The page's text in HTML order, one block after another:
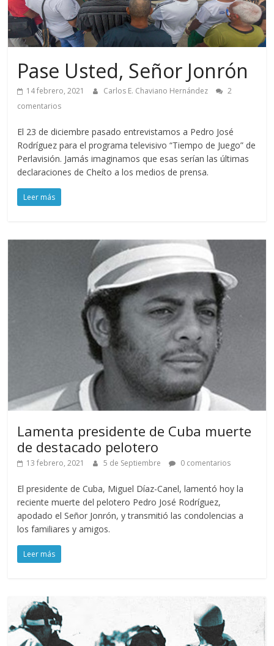
Pase Usted, Señor Jonrón
14 febrero, 2021 Carlos E. Chaviano Hernández
2
comentarios
El 23 de diciembre pasado entrevistamos a Pedro José
Rodríguez para el programa televisivo “Tiempo de Juego” de
Perlavisión. Jamás imaginamos que esas serían las últimas
declaraciones de Cheíto a los medios de prensa.
Leer más
Lamenta presidente de Cuba muerte
de destacado pelotero
13 febrero, 2021 5 de Septiembre 0 comentarios
El presidente de Cuba, Miguel Díaz-Canel, lamentó hoy la
reciente muerte del pelotero Pedro José Rodríguez,
apodado el Señor Jonrón, y transmitió las condolencias a
los familiares y amigos.
Leer más